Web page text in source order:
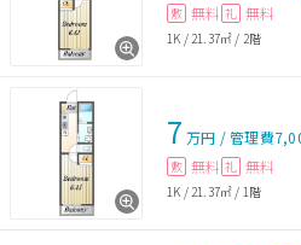
敷 無料 礼 無料
1K / 21.37㎡ / 2階
7 万円 /管理費
敷 無料 礼 無料
1K / 21.37㎡ / 1階